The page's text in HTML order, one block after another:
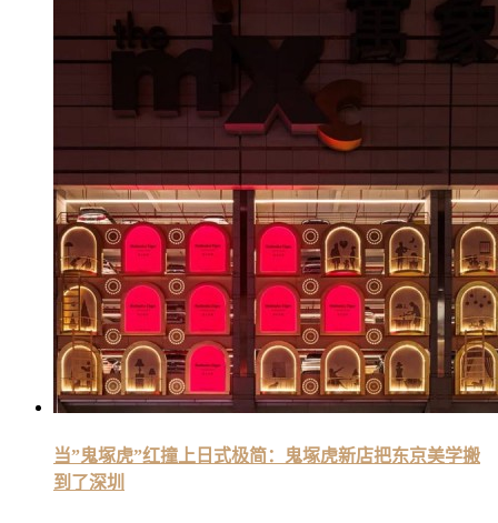
当”鬼塚虎”红撞上日式极简：鬼塚虎新店把东京美学搬
到了深圳